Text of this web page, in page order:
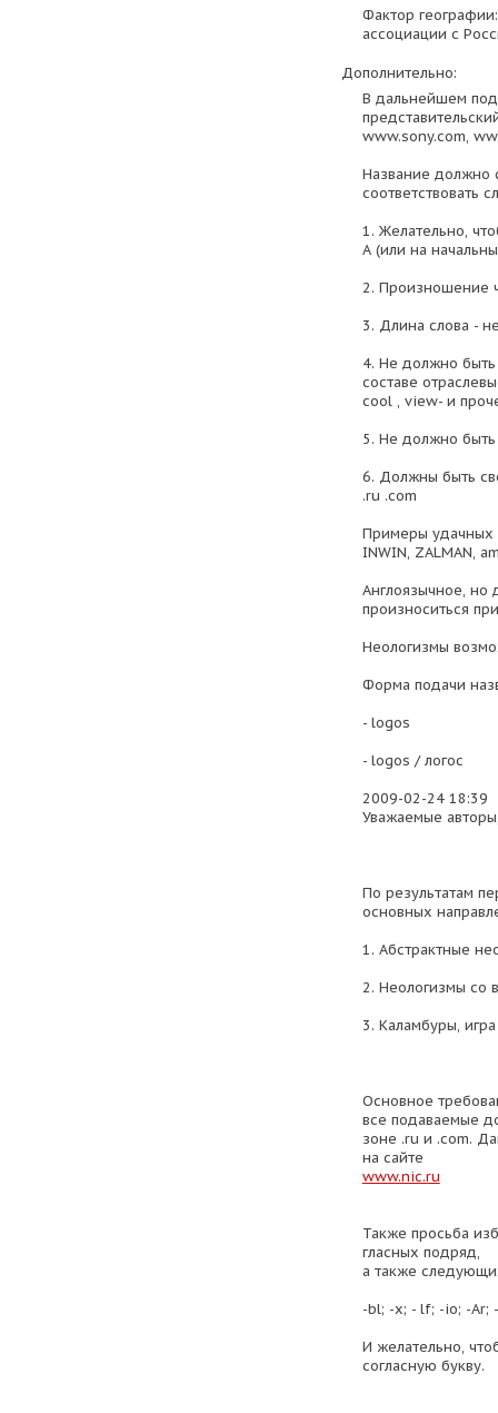
Фактор
ассоциации с
Дополнительно:
В дальнейшем
www.sony.com,
Название должно
соответствовать
1. Желательно,
А (или на
2. Произношение
3. Длина слова -
4. Не должно
составе
cool , view- и
5. Не должно быть
6. Должны быть
.ru .com
Примеры удачных
INWIN, ZALMAN,
Англоязычное, но
произноситься
Неологизмы
Форма подачи
- logos
- logos / логос
2009-02-24 18:39
Уважаемые
По результатам
основных
1. Абстрактные
2. Неологизмы со
3. Каламбуры,
Основное
все подаваемые
зоне .ru и .com.
на сайте
www.nic.ru
Также просьба
гласных подряд,
а также
-bl; -x; - lf; -io; -Ar;
И желательно,
согласную букву.